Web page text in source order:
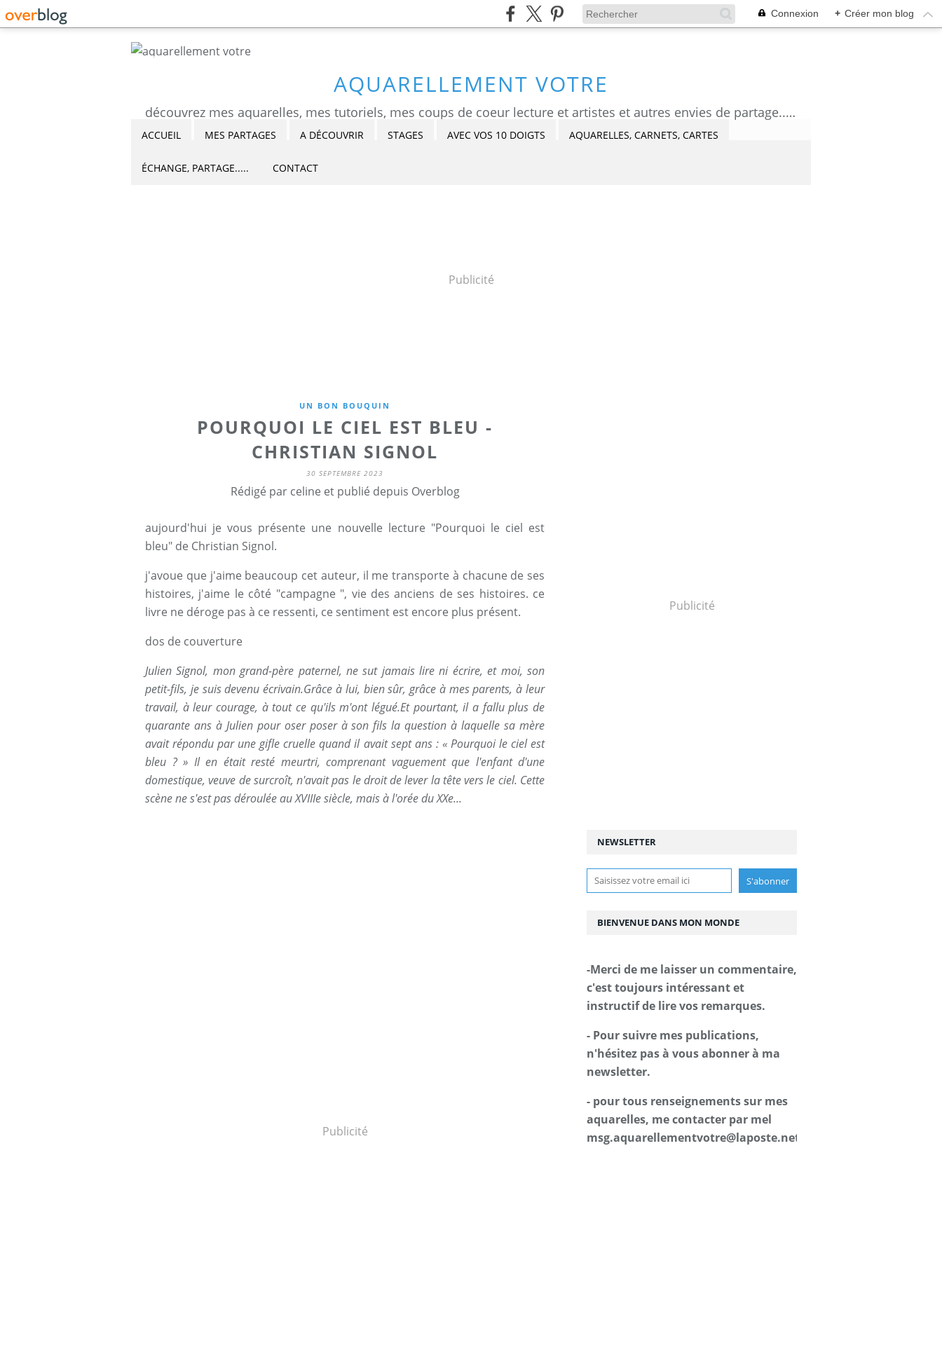
Connexion + Créer mon blog
AQUARELLEMENT VOTRE
découvrez mes aquarelles, mes tutoriels, mes coups de coeur lecture et artistes et autres envies de partage....Céline Castaingt-T.
ACCUEIL MES PARTAGES A DÉCOUVRIR STAGES AVEC VOS 10 DOIGTS AQUARELLES, CARNETS, CARTES
ÉCHANGE, PARTAGE..... CONTACT
Publicité
UN BON BOUQUIN
POURQUOI LE CIEL EST BLEU -
CHRISTIAN SIGNOL
30 SEPTEMBRE 2023
Rédigé par celine et publié depuis Overblog
aujourd'hui je vous présente une nouvelle lecture "Pourquoi le ciel est
bleu" de Christian Signol.
j'avoue que j'aime beaucoup cet auteur, il me transporte à chacune de ses
histoires, j'aime le côté "campagne ", vie des anciens de ses histoires. ce
livre ne déroge pas à ce ressenti, ce sentiment est encore plus présent.
dos de couverture
Julien Signol, mon grand-père paternel, ne sut jamais lire ni écrire, et moi, son
petit-fils, je suis devenu écrivain.Grâce à lui, bien sûr, grâce à mes parents, à leur
travail, à leur courage, à tout ce qu'ils m'ont légué.Et pourtant, il a fallu plus de
quarante ans à Julien pour oser poser à son fils la question à laquelle sa mère
avait répondu par une gifle cruelle quand il avait sept ans : « Pourquoi le ciel est
bleu ? » Il en était resté meurtri, comprenant vaguement que l'enfant d'une
domestique, veuve de surcroît, n'avait pas le droit de lever la tête vers le ciel. Cette
scène ne s'est pas déroulée au XVIIIe siècle, mais à l'orée du XXe...
Publicité
Publicité
NEWSLETTER
BIENVENUE DANS MON MONDE
-Merci de me laisser un commentaire,
c'est toujours intéressant et
instructif de lire vos remarques.
- Pour suivre mes publications,
n'hésitez pas à vous abonner à ma
newsletter.
- pour tous renseignements sur mes
aquarelles, me contacter par mel
msg.aquarellementvotre@laposte.net